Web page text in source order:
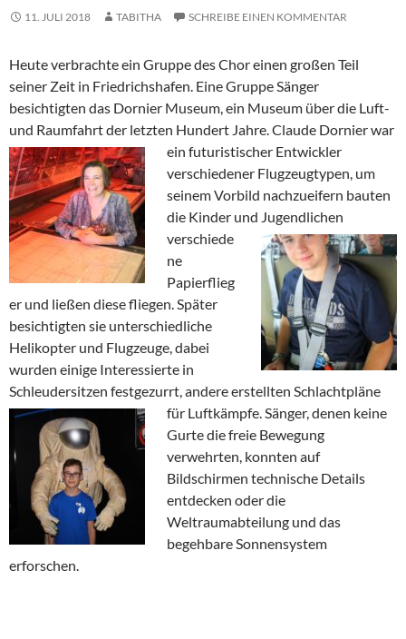
11. JULI 2018 TABITHA SCHREIBE EINEN KOMMENTAR
Heute verbrachte ein Gruppe des Chor einen großen Teil
seiner Zeit in Friedrichshafen. Eine Gruppe Sänger
besichtigten das Dornier Museum, ein Museum über die Luft-
und Raumfahrt der letzten Hundert Jahre.Claude Dornier war
ein futuristischer Entwickler
verschiedener Flugzeugtypen, um
seinem Vorbild nachzueifern bauten
die Kinder und Jugendlichen
verschiede
ne
Papierflieg
er und ließen diese fliegen. Später
besichtigten sie unterschiedliche
Helikopter und Flugzeuge, dabei
wurden einige Interessierte in
Schleudersitzen festgezurrt, andere erstellten Schlachtpläne
für Luftkämpfe. Sänger, denen keine
Gurte die freie Bewegung
verwehrten, konnten auf
Bildschirmen technische Details
entdecken oder die
Weltraumabteilung und das
begehbare Sonnensystem
erforschen.